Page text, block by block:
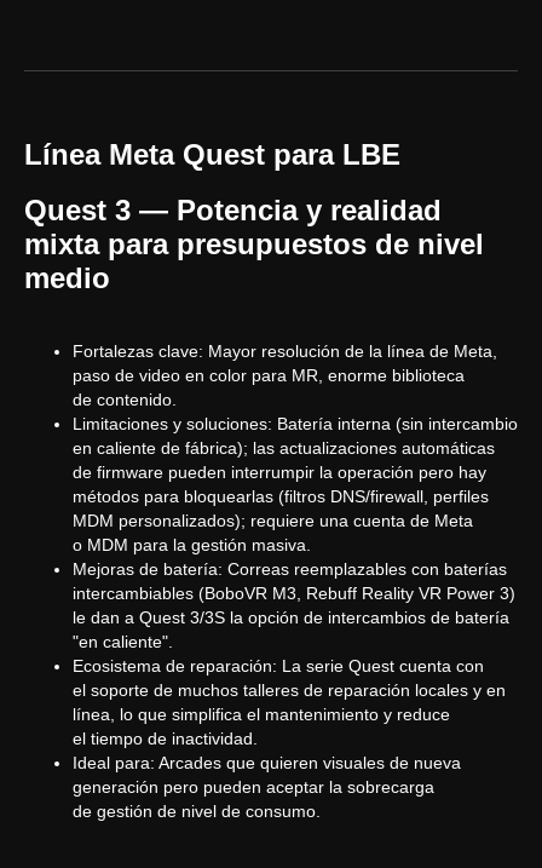
Línea Meta Quest para LBE
Quest 3 — Potencia y realidad
mixta para presupuestos de nivel
medio
Fortalezas clave: Mayor resolución de la línea de Meta,
paso de video en color para MR, enorme biblioteca
de contenido.
Limitaciones y soluciones: Batería interna (sin intercambio
en caliente de fábrica); las actualizaciones automáticas
de firmware pueden interrumpir la operación pero hay
métodos para bloquearlas (filtros DNS/firewall, perfiles
MDM personalizados); requiere una cuenta de Meta
o MDM para la gestión masiva.
Mejoras de batería: Correas reemplazables con baterías
intercambiables (BoboVR M3, Rebuff Reality VR Power 3)
le dan a Quest 3/3S la opción de intercambios de batería
"en caliente".
Ecosistema de reparación: La serie Quest cuenta con
el soporte de muchos talleres de reparación locales y en
línea, lo que simplifica el mantenimiento y reduce
el tiempo de inactividad.
Ideal para: Arcades que quieren visuales de nueva
generación pero pueden aceptar la sobrecarga
de gestión de nivel de consumo.